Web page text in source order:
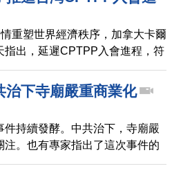
重塑世界經濟秩序，加拿大卡爾
出，延遲CPTPP入會進程，符
洲等主要成員國，可用自身影
。治下寺廟嚴重商業化
持續發酵。中共治下，寺廟嚴
。也有專家指出了這次事件的